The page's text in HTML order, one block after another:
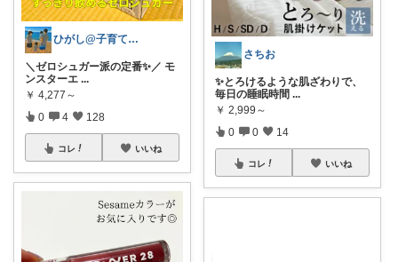
ひがし@子育て夫婦の役立ちアイテム
＼ゼロシュガー派の定番✨／ モ
ンスターエ ...
￥ 4,277～
0 4 128
コレ いいね
さちお
✨とろけるような肌ざわりで、
毎日の睡眠時間 ...
￥ 2,999～
0 0 14
コレ いいね